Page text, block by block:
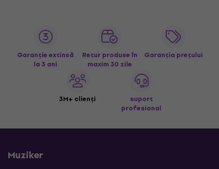
Garanție extinsă
la 3 ani
Retur produse în
maxim 30 zile
Garanția prețului
3M+ clienți
suport
profesional
Muziker